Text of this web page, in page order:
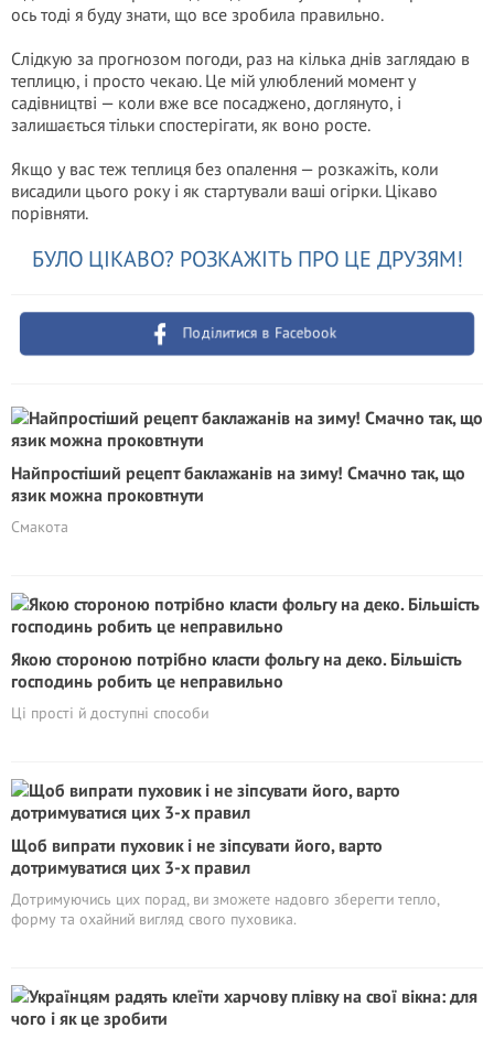
ось тоді я буду знати, що все зробила правильно.
Слідкую за прогнозом погоди, раз на кілька днів заглядаю в
теплицю, і просто чекаю. Це мій улюблений момент у
садівництві — коли вже все посаджено, доглянуто, і
залишається тільки спостерігати, як воно росте.
Якщо у вас теж теплиця без опалення — розкажіть, коли
висадили цього року і як стартували ваші огірки. Цікаво
порівняти.
БУЛО ЦІКАВО? РОЗКАЖІТЬ ПРО ЦЕ ДРУЗЯМ!
Поділитися в Facebook
Найпростіший рецепт баклажанів на зиму! Смачно так, що
язик можна проковтнути
Смакота
Якою стороною потрібно класти фольгу на деко. Більшість
господинь робить це неправильно
Ці прості й доступні способи
Щоб випрати пуховик і не зіпсувати його, варто
дотримуватися цих 3-х правил
Дотримуючись цих порад, ви зможете надовго зберегти тепло,
форму та охайний вигляд свого пуховика.